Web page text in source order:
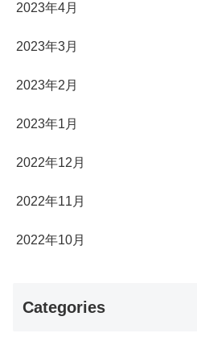
2023年4月
2023年3月
2023年2月
2023年1月
2022年12月
2022年11月
2022年10月
Categories